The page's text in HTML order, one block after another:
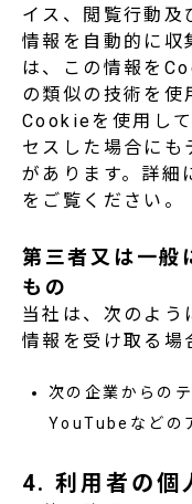
イス、閲覧行動及
情報を自動的に収
は、この情報を
の類似の技術を使
Cookieを使用し
セスした場合にも
があります。詳細
をご覧ください。
第三者又は一般
もの
当社は、次のよう
情報を受け取る場
次の企業からの
YouTubeなどの
4. 利用者の個